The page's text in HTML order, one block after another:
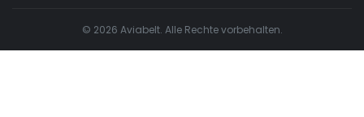
© 2026 Aviabelt. Alle Rechte vorbehalten.